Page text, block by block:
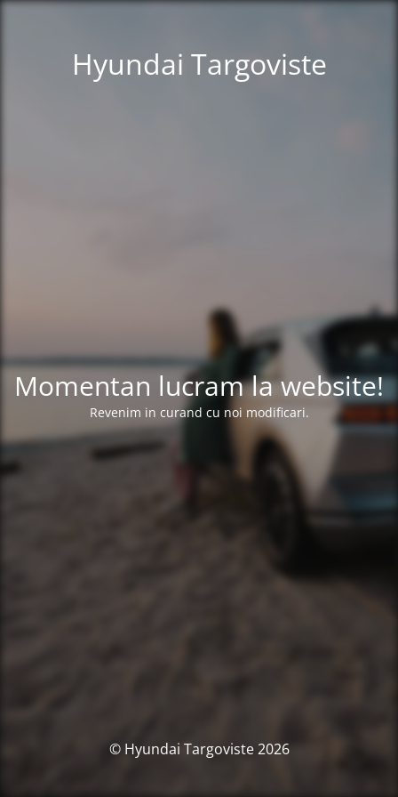
Hyundai Targoviste
Momentan lucram la website!
Revenim in curand cu noi modificari.
© Hyundai Targoviste 2026